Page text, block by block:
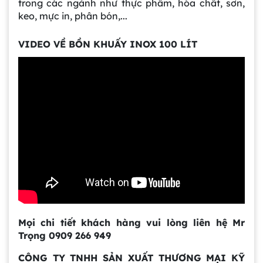
trong các ngành như thực phẩm, hóa chất, sơn,
keo, mực in, phân bón,...
VIDEO VỀ BỒN KHUẤY INOX 100 LÍT
Mọi chi tiết khách hàng vui lòng liên hệ Mr
Trọng 0909 266 949
CÔNG TY TNHH SẢN XUẤT THƯƠNG MẠI KỸ
tạo và cách chọn mua hiệu quả
Cho Ngành Sơn Phủ